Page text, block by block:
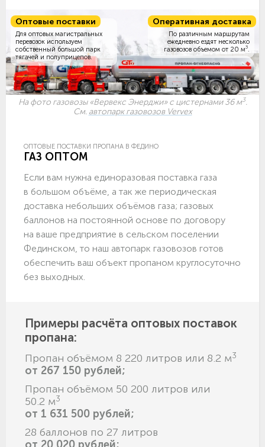
Оптовые поставки
Для оптовых магистральных
перевозок используем
собственный большой парк
тягачей и полуприцепов.
Оперативная доставка
По различным маршрутам
ежедневно ездят несколько
газовозов объемом от 20 м3
На фото газовозы «Вервекс Энерджи» с цистернами 36 м3.
См. автопарк газовозов Vervex
ОПТОВЫЕ ПОСТАВКИ ПРОПАНА В ФЕДИНО
ГАЗ ОПТОМ
Если вам нужна единоразовая поставка газа
в большом объёме, а так же периодическая
доставка небольших объёмов газа; газовых
баллонов на постоянной основе по договору
на ваше предприятие в сельском поселении
Фединском, то наш автопарк газовозов готов
обеспечить ваш объект пропаном круглосуточно
без выходных.
Примеры расчёта оптовых поставок
пропана:
Пропан объёмом 8 220 литров или 8.2 м3
от 267 150 рублей;
Пропан объёмом 50 200 литров или
50.2 м3
от 1 631 500 рублей;
28 баллонов по 27 литров